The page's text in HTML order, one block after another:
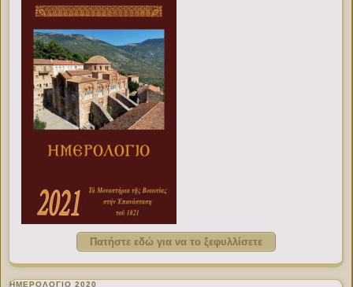
Πατήστε εδώ για να το ξεφυλλίσετε
ΗΜΕΡΟΛΟΓΙΟ 2020